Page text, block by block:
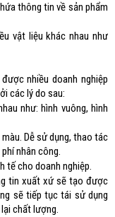
thông tin về sản phẩm
vật liệu khác nhau như
nhiều doanh nghiệp
các lý do sau:
như: hình vuông, hình
Dễ sử dụng, thao tác
nhân công.
tế cho doanh nghiệp.
tin xuất xứ sẽ tạo được
sẽ tiếp tục tái sử dụng
chất lượng.